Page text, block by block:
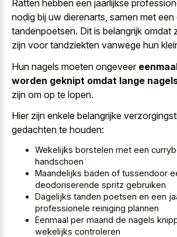
Ratten hebben een jaarlijkse
nodig bij uw dierenarts, samen met een
tandenpoetsen. Dit is belangrijk omdat
zijn voor tandziekten vanwege hun
Hun nagels moeten ongeveer
worden geknipt omdat lange
zijn om op te lopen.
Hier zijn enkele belangrijke
gedachten te houden:
Wekelijks borstelen met een
handschoen
Maandelijks baden of tussendoor
deodoriserende spritz gebruiken
Dagelijks tanden poetsen en een
professionele reiniging plannen
Eenmaal per maand de nagels
wekelijks controleren